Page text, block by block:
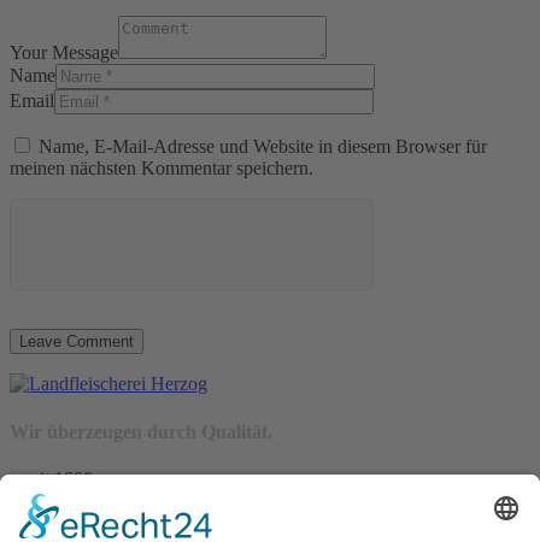
Your Message
Name
Email
Name, E-Mail-Adresse und Website in diesem Browser für
meinen nächsten Kommentar speichern.
– seit 1898 –